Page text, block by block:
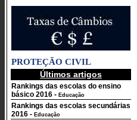
PROTEÇÃO CIVIL
Últimos artigos
Rankings das escolas do ensino
básico 2016 - Educação
Rankings das escolas secundárias
2016 - Educação